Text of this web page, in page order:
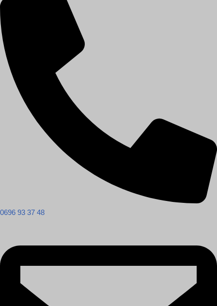
0696 93 37 48